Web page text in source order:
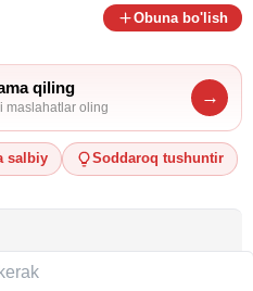
Obuna bo'lish
qiling
maslahatlar oling
→
salbiy Soddaroq tushuntir